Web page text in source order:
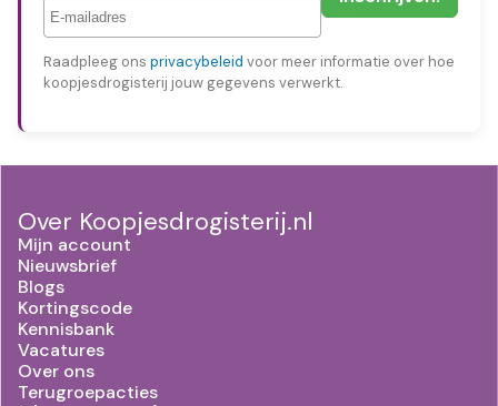
Raadpleeg ons privacybeleid voor meer informatie over hoe
koopjesdrogisterij jouw gegevens verwerkt.
Over Koopjesdrogisterij.nl
Mijn account
Nieuwsbrief
Blogs
Kortingscode
Kennisbank
Vacatures
Over ons
Terugroepacties